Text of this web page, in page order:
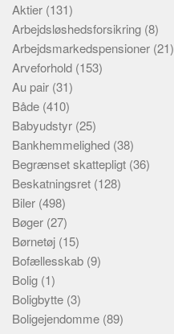
Aktier (131)
Arbejdsløshedsforsikring (8)
Arbejdsmarkedspensioner (21)
Arveforhold (153)
Au pair (31)
Både (410)
Babyudstyr (25)
Bankhemmelighed (38)
Begrænset skattepligt (36)
Beskatningsret (128)
Biler (498)
Bøger (27)
Børnetøj (15)
Bofællesskab (9)
Bolig (1)
Boligbytte (3)
Boligejendomme (89)